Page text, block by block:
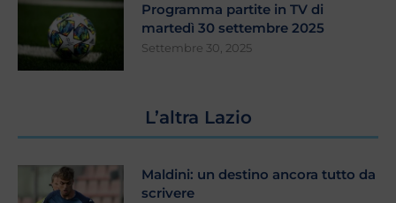
Programma partite in TV di
martedì 30 settembre 2025
Settembre 30, 2025
L’altra Lazio
Maldini: un destino ancora tutto da
scrivere